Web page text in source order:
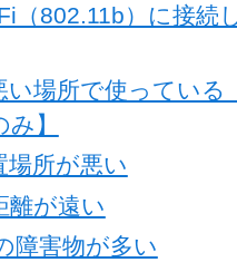
（802.11b）に接続
い場所で使っている
】
場所が悪い
離が遠い
障害物が多い